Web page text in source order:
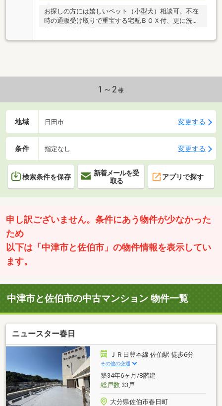
お探しの方には嬉しいペット（小型犬）相談可。不在
時の通販受け取りで重宝する宅配ＢＯＸ付、更に洗濯
第で活用幅が広がります。また通勤通学に便の良い日
一気に作れるコンロ３口以上付です。家族が帰宅を焦
がれる３ＬＤＫ。是非見学にお越しください。
1～2 棟
地域 日田市 変更する
条件 指定なし 変更する
検索条件を保存
新着メールを受
取る
アプリで探す
申し訳ございません。条件にあう物件が少なかった
ため
以下は「中津市と佐伯市」の物件情報を表示してい
ます。
中津市と佐伯市の中古マンション 物件一覧
ニュースター春日
ＪＲ日豊本線 佐伯駅 徒歩6分
その他の交通
築34年6ヶ月/8階建
総戸数33戸
大分県佐伯市春日町